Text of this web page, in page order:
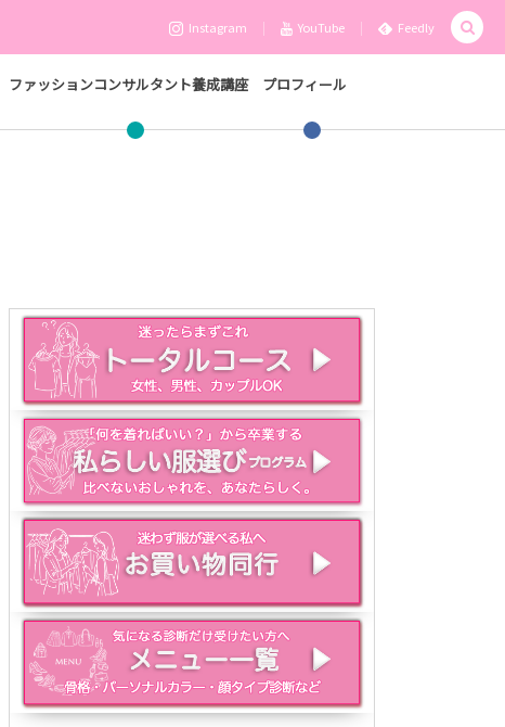
Instagram YouTube Feedly
ファッションコンサルタント養成講座 プロフィール